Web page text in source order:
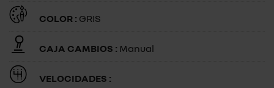
COLOR : GRIS
CAJA CAMBIOS : Manual
VELOCIDADES :